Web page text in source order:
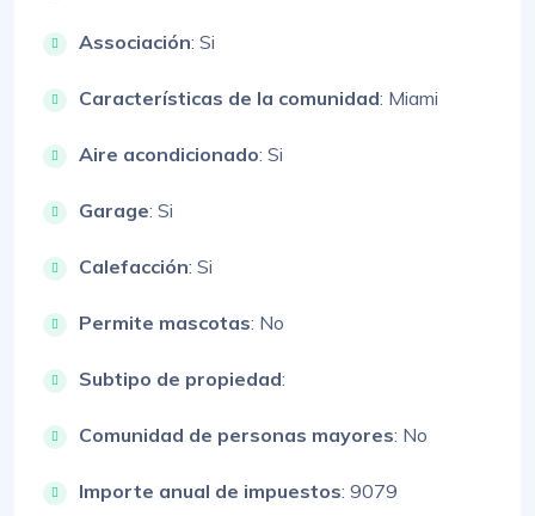
Associación: Si
Características de la comunidad: Miami
Aire acondicionado: Si
Garage: Si
Calefacción: Si
Permite mascotas: No
Subtipo de propiedad:
Comunidad de personas mayores: No
Importe anual de impuestos: 9079